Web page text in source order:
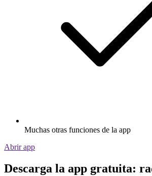
Muchas otras funciones de la app
Abrir app
Descarga la app gratuita: